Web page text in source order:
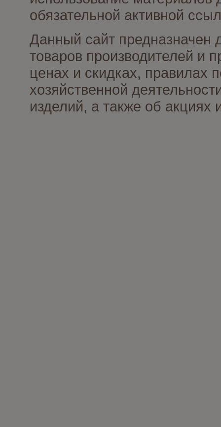
обязательной активной
Данный сайт предназначен
товаров производителей и
ценах и скидках, правилах
хозяйственной
изделий, а также об